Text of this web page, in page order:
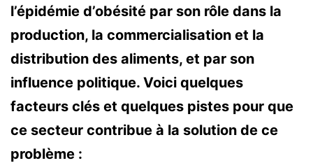
l’épidémie d’obésité par son rôle dans la
production, la commercialisation et la
distribution des aliments, et par son
influence politique. Voici quelques
facteurs clés et quelques pistes pour que
ce secteur contribue à la solution de ce
problème :